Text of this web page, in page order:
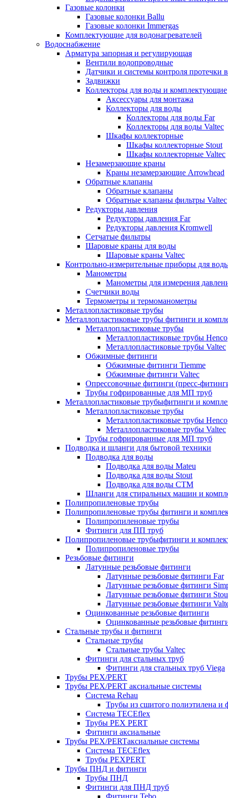
Газовые колонки
Газовые колонки Ballu
Газовые колонки Immergas
Комплектующие для водонагревателей
Водоснабжение
Арматура запорная и регулирующая
Вентили водопроводные
Датчики и системы контроля протечки
Задвижки
Коллекторы для воды и комплектующие
Аксессуары для монтажа
Коллекторы для воды
Коллекторы для воды Far
Коллекторы для воды Valtec
Шкафы коллекторные
Шкафы коллекторные Stout
Шкафы коллекторные Valtec
Незамерзающие краны
Краны незамерзающие Arrowhead
Обратные клапаны
Обратные клапаны
Обратные клапаны фильтры Valtec
Редукторы давления
Редукторы давления Far
Редукторы давления Kromwell
Сетчатые фильтры
Шаровые краны для воды
Шаровые краны Valtec
Контрольно-измерительные приборы для
Манометры
Манометры для измерения
Счетчики воды
Термометры и термоманометры
Металлопластиковые трубы
Металлопластиковые трубы фитинги и
Металлопластиковые трубы
Металлопластиковые трубы Henco
Металлопластиковые трубы Valtec
Обжимные фитинги
Обжимные фитинги Tiemme
Обжимные фитинги Valtec
Опрессовочные фитинги (пресс-
Трубы гофрированные для МП труб
Металлопластиковые трубыфитинги и
Металлопластиковые трубы
Металлопластиковые трубы Henco
Металлопластиковые трубы Valtec
Трубы гофрированные для МП труб
Подводка и шланги для бытовой техники
Подводка для воды
Подводка для воды Mateu
Подводка для воды Stout
Подводка для воды СТМ
Шланги для стиральных машин и
Полипропиленовые трубы
Полипропиленовые трубы фитинги и
Полипропиленовые трубы
Фитинги для ПП труб
Полипропиленовые трубыфитинги и
Полипропиленовые трубы
Резьбовые фитинги
Латунные резьбовые фитинги
Латунные резьбовые фитинги Far
Латунные резьбовые фитинги
Латунные резьбовые фитинги
Латунные резьбовые фитинги
Оцинкованные резьбовые фитинги
Оцинкованные резьбовые
Стальные трубы и фитинги
Стальные трубы
Стальные трубы Valtec
Фитинги для стальных труб
Фитинги для стальных труб Viega
Трубы PEX/PERT
Трубы PEX/PERT аксиальные системы
Система Rehau
Трубы из сшитого полиэтилена и
Система TECEflex
Трубы PEX PERT
Фитинги аксиальные
Трубы PEX/PERTаксиальные системы
Система TECEflex
Трубы PEXPERT
Трубы ПНД и фитинги
Трубы ПНД
Фитинги для ПНД труб